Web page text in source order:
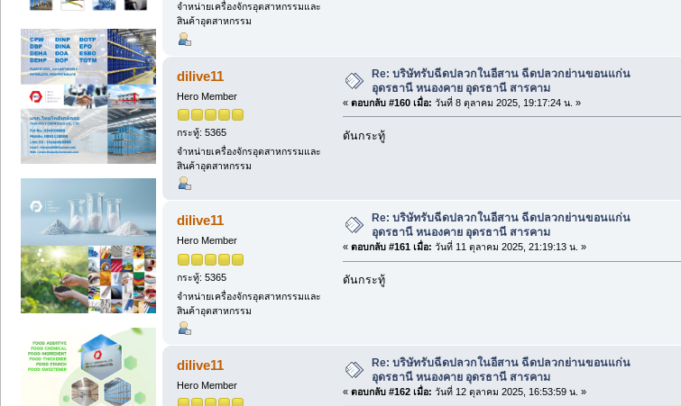
จำหน่ายเครื่องจักรอุตสาหกรรมและ
สินค้าอุตสาหกรรม
dilive11
Hero Member
กระทู้: 5365
จำหน่ายเครื่องจักรอุตสาหกรรมและ
สินค้าอุตสาหกรรม
Re: บริษัทรับฉีดปลวกในอีสาน ฉีดปลวกย่านขอนแก่น
อุดรธานี หนองคาย อุดรธานี สารคาม
« ตอบกลับ #160 เมื่อ: วันที่ 8 ตุลาคม 2025, 19:17:24 น. »
ดันกระทู้
dilive11
Hero Member
กระทู้: 5365
จำหน่ายเครื่องจักรอุตสาหกรรมและ
สินค้าอุตสาหกรรม
Re: บริษัทรับฉีดปลวกในอีสาน ฉีดปลวกย่านขอนแก่น
อุดรธานี หนองคาย อุดรธานี สารคาม
« ตอบกลับ #161 เมื่อ: วันที่ 11 ตุลาคม 2025, 21:19:13 น. »
ดันกระทู้
dilive11
Hero Member
Re: บริษัทรับฉีดปลวกในอีสาน ฉีดปลวกย่านขอนแก่น
อุดรธานี หนองคาย อุดรธานี สารคาม
« ตอบกลับ #162 เมื่อ: วันที่ 12 ตุลาคม 2025, 16:53:59 น. »